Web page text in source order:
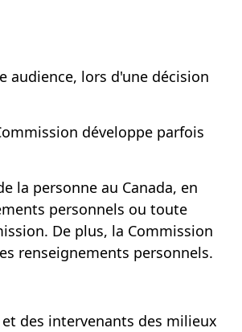
audience, lors d'une décision
développe parfois
la personne au Canada, en
personnels ou toute
De plus, la Commission
renseignements personnels.
des intervenants des milieux